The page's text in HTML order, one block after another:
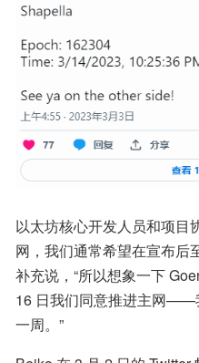
以太坊核心开发人员和项目
网，我们通常希望在宣布后
补充说，“所以想象一下
16 日我们同意推进主网——
一周。”